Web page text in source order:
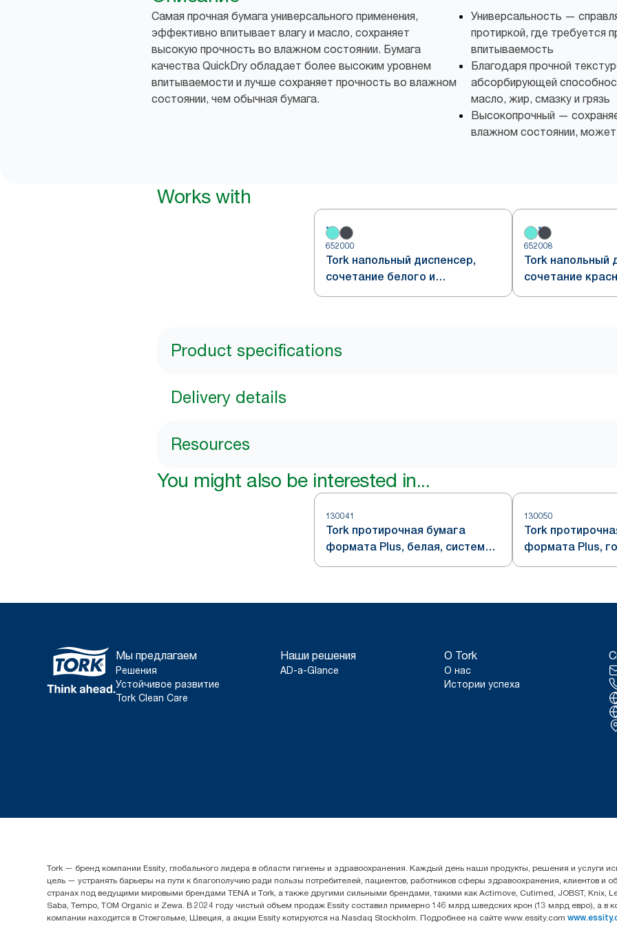
Самая прочная бумага универсального применения,
эффективно впитывает влагу и масло, сохраняет
высокую прочность во влажном состоянии. Бумага
качества QuickDry обладает более высоким уровнем
впитываемости и лучше сохраняет прочность во влажном
состоянии, чем обычная бумага.
Универсальность —
протиркой, где требуется
впитываемость
Благодаря прочной
абсорбирующей
масло, жир, смазку и грязь
Высокопрочный —
влажном состоянии,
Works with
652000
Tork напольный диспенсер,
сочетание белого и
бирюзового, система W1
652008
Tork напольный
сочетание
дымчато-
Product specifications
Delivery details
Resources
You might also be interested in...
130041
Tork протирочная бумага
формата Plus, белая, система
W1/W2
130050
Tork
формата Plus,
система W1
Мы предлагаем
Решения
Устойчивое развитие
Tork Clean Care
Наши решения
AD-a-Glance
О Tork
О нас
Истории успеха
Tork — бренд компании Essity, глобального лидера в области гигиены и здравоохранения. Каждый день наши продукты, решения и услуги
цель — устранять барьеры на пути к благополучию ради пользы потребителей, пациентов, работников сферы здравоохранения, клиентов
странах под ведущими мировыми брендами TENA и Tork, а также другими сильными брендами, такими как Actimove, Cutimed, JOBST, Knix,
Saba, Tempo, TOM Organic и Zewa. В 2024 году чистый объем продаж Essity составил примерно 146 млрд шведских крон (13 млрд евро), а в
компании находится в Стокгольме, Швеция, а акции Essity котируются на Nasdaq Stockholm. Подробнее на сайте www.essity.com